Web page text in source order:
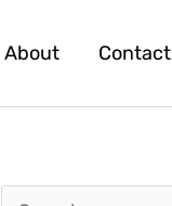
About Contact